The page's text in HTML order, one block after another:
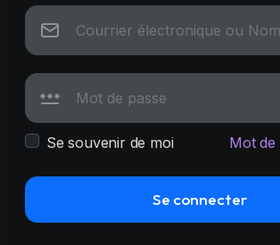
Se souvenir de moi Mot de
Se connecter